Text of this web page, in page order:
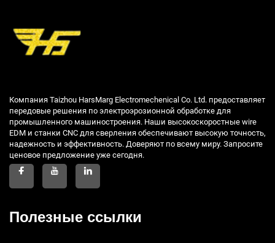
Компания Taizhou HarsMarg Electromechenical Co. Ltd. предоставляет
передовые решения по электроэрозионной обработке для
промышленного машиностроения. Наши высокоскоростные wire
EDM и станки CNC для сверления обеспечивают высокую точность,
надежность и эффективность. Доверяют по всему миру. Запросите
ценовое предложение уже сегодня.
Полезные ссылки